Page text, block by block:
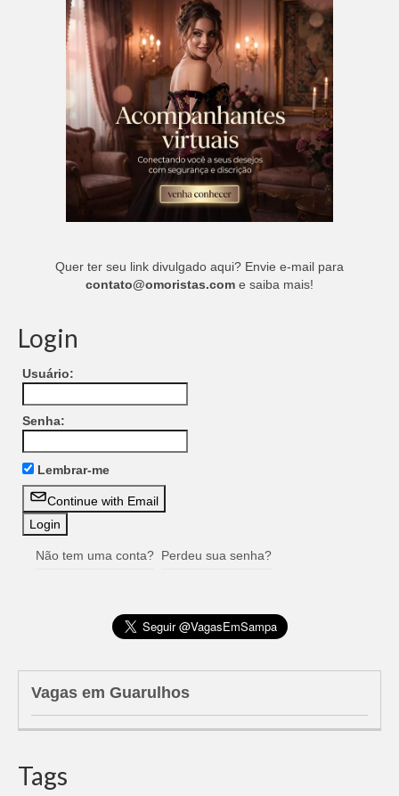
Quer ter seu link divulgado aqui? Envie e-mail para
contato@omoristas.com e saiba mais!
Login
Usuário:
Senha:
Lembrar-me
Continue with Email
Não tem uma conta? Perdeu sua senha?
Vagas em Guarulhos
Tags